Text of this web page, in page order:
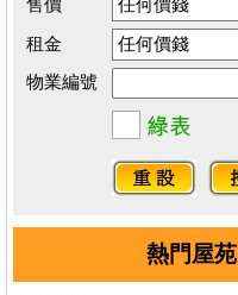
售價
租金
物業編號
熱門屋苑